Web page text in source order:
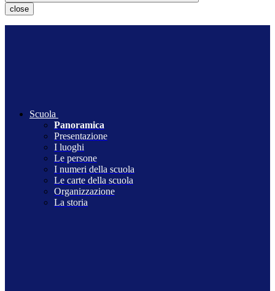
close
Scuola
Panoramica
Presentazione
I luoghi
Le persone
I numeri della scuola
Le carte della scuola
Organizzazione
La storia